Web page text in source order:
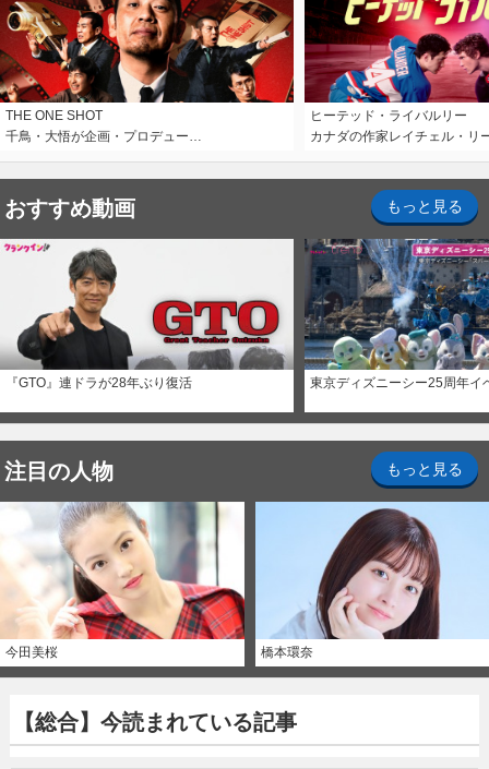
THE ONE SHOT
千鳥・大悟が企画・プロデュー…
ヒーテッド・ライバルリー
カナダの作家レイチェル・リ
おすすめ動画 もっと見る
『GTO』連ドラが28年ぶり復活 東京ディズニーシー25周年イ
注目の人物 もっと見る
今田美桜 橋本環奈
【総合】今読まれている記事